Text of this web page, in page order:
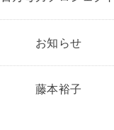
お知らせ
藤本裕子